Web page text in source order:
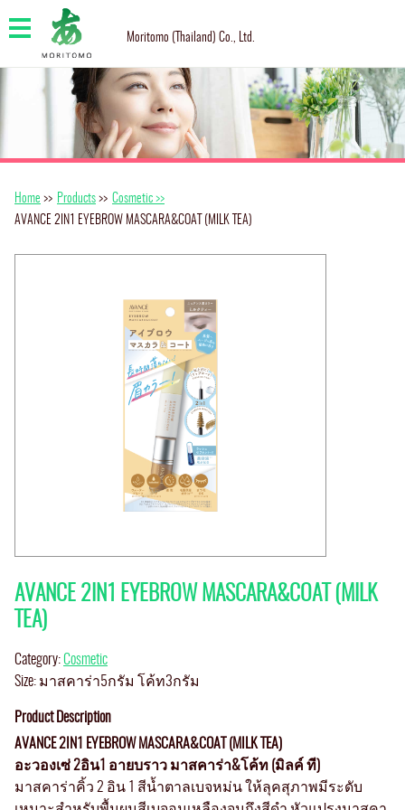
Moritomo (Thailand) Co., Ltd.
Home >> Products >> Cosmetic >>
AVANCE 2IN1 EYEBROW MASCARA&COAT (MILK TEA)
AVANCE 2IN1 EYEBROW MASCARA&COAT (MILK
TEA)
Category:Cosmetic
Size: มาสคาร่า5กรัม โค้ท3กรัม
Product Description
AVANCE 2IN1 EYEBROW MASCARA&COAT (MILK TEA)
อะวองเซ่ 2อิน1 อายบราว มาสคาร่า&โค้ท (มิลค์ ที)
มาสคาร่าคิ้ว 2 อิน 1 สีน้ำตาลเบจหม่น ให้ลุคสุภาพมีระดับ